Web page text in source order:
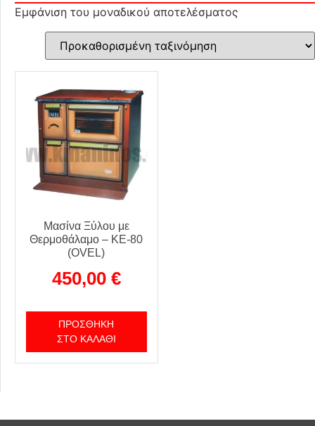
Εμφάνιση του μοναδικού αποτελέσματος
Μασίνα Ξύλου με
Θερμοθάλαμο – KE-80
(OVEL)
450,00 €
ΠΡΟΣΘΉΚΗ
ΣΤΟ ΚΑΛΆΘΙ